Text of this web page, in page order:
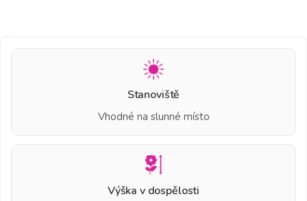
Stanoviště
Vhodné na slunné místo
Výška v dospělosti